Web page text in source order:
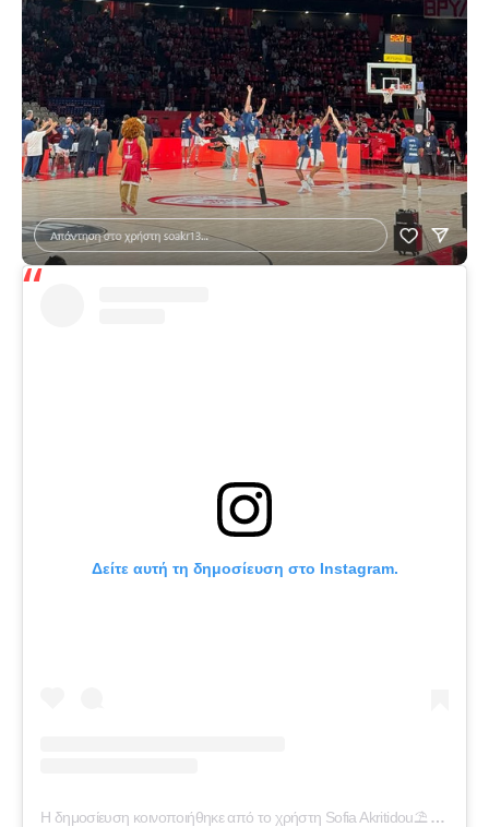
Δείτε αυτή τη δημοσίευση στο Instagram.
Η δημοσίευση κοινοποιήθηκε από το χρήστη Sofia Akritidou⛱ (@soakr13)